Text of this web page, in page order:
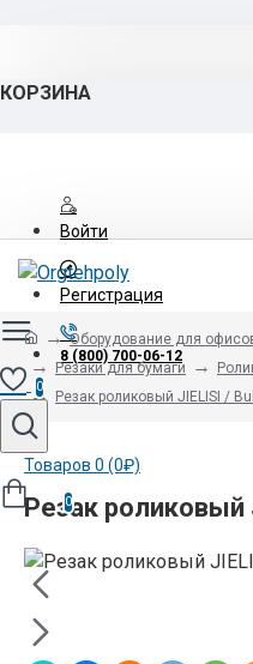
КОРЗИНА
Войти
Регистрация
8 (800) 700-06-12
0
Товаров 0 (0₽)
0
Оборудование для
Резаки для бумаги
Резак роликовый JIELISI /
Резак роликовый